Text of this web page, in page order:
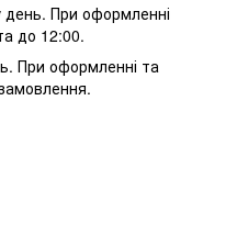
день. При оформленні
до 12:00.
При оформленні та